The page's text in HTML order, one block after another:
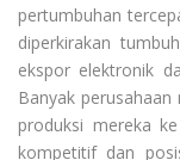
pertumbuhan
diperkirakan
ekspor elektronik
Banyak
produksi mereka
kompetitif dan